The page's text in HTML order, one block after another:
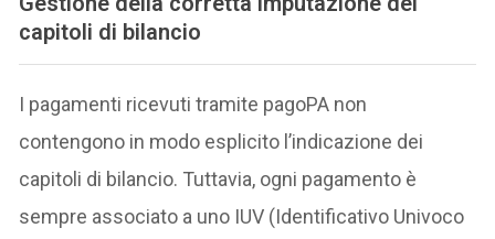
capitoli di bilancio
I pagamenti ricevuti tramite pagoPA non
contengono in modo esplicito l’indicazione dei
capitoli di bilancio. Tuttavia, ogni pagamento è
sempre associato a uno IUV (Identificativo Univoco